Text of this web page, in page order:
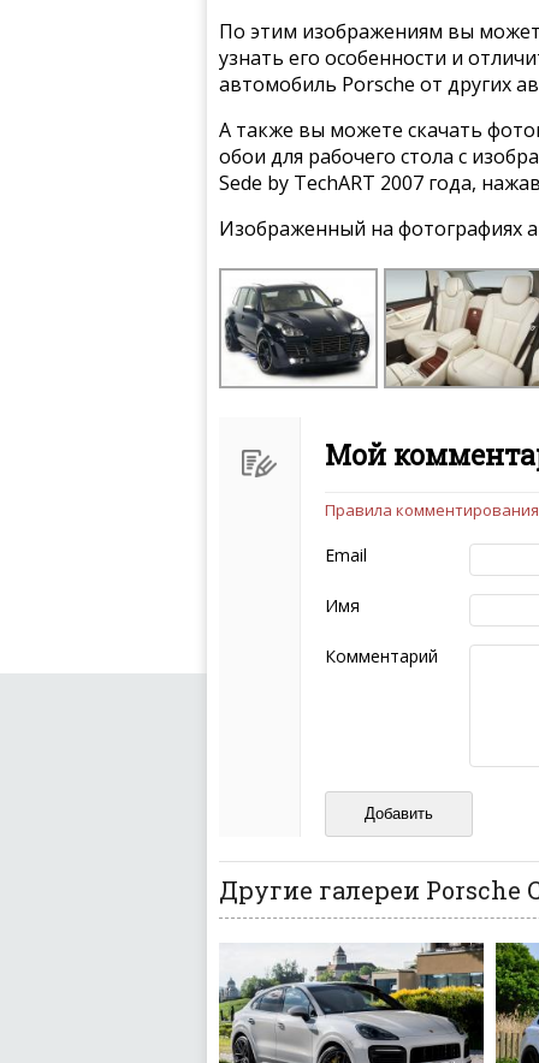
По этим изображениям вы
узнать его особенности и
автомобиль Porsche от других
А также вы можете скачать
обои для рабочего стола с
Sede by TechART 2007 года,
Изображенный на фотографиях
Мой
Чтобы ваш комментарий
следующих правил:
Комментарий не
эмоциональных
Не стоит
Пожалуйста, не
также призывы к
Не размещайте
И запаситесь терпением,
ваш отзыв может
Правила комментирования
Email
Имя
Комментарий
Другие галереи Porsche